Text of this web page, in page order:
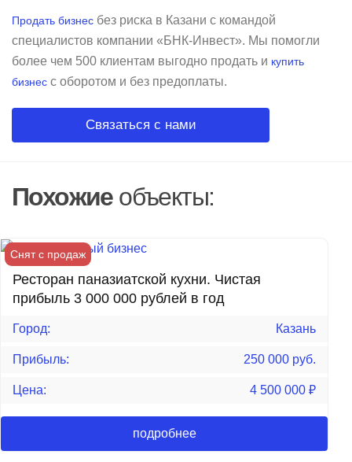
Продать бизнес без риска в Казани с командой
специалистов компании «БНК-Инвест». Мы помогли
более чем 500 клиентам выгодно продать и купить
бизнес с оборотом и без предоплаты.
Связаться с нами
Похожиеобъекты:
Снят с продаж
Ресторан паназиатской кухни. Чистая
прибыль 3 000 000 рублей в год
Город: Казань
Прибыль: 250 000 руб.
Цена: 4 500 000 ₽
подробнее